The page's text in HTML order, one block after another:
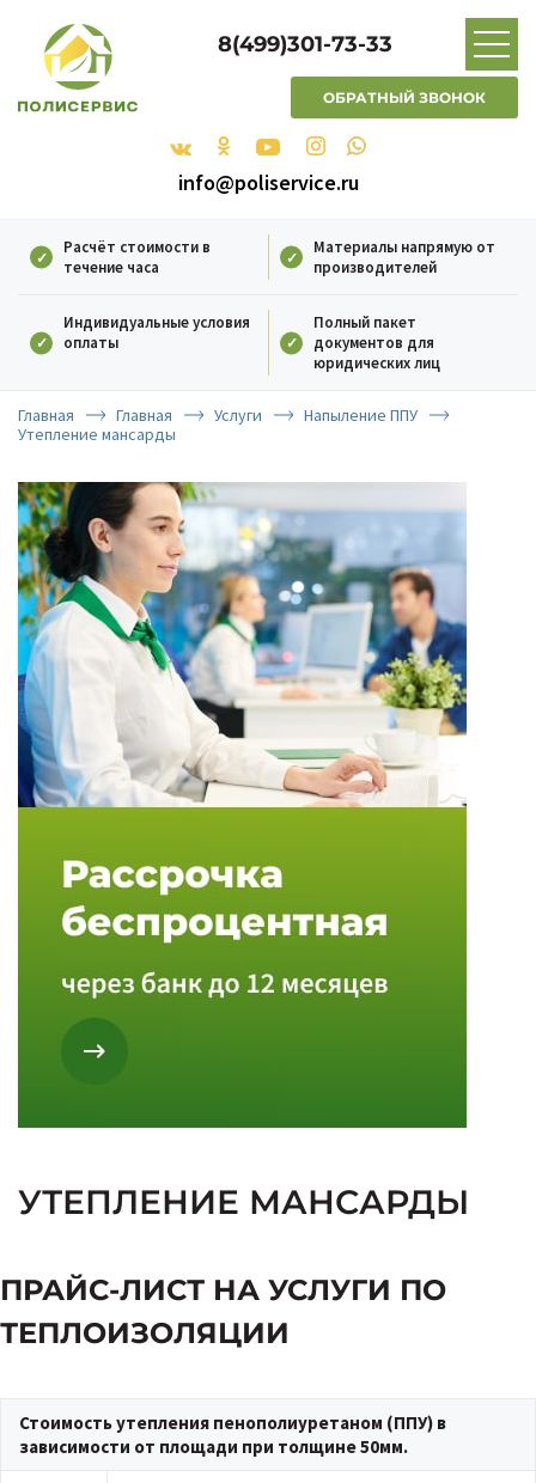
8(499)301-73-33
ОБРАТНЫЙ ЗВОНОК
info@poliservice.ru
Расчёт стоимости в
течение часа
Материалы напрямую от
производителей
Индивидуальные условия
оплаты
Полный пакет
документов для
юридических лиц
Главная Главная Услуги
Напыление ППУ
Утепление мансарды
УТЕПЛЕНИЕ МАНСАРДЫ
ПРАЙС-ЛИСТ НА УСЛУГИ ПО
ТЕПЛОИЗОЛЯЦИИ
Стоимость утепления пенополиуретаном (ППУ) в
зависимости от площади при толщине 50мм.